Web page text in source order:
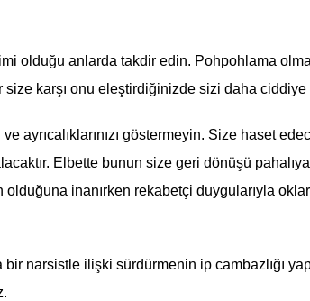
olduğu anlarda takdir edin. Pohpohlama
size karşı onu eleştirdiğinizde sizi daha ciddiye
ve ayrıcalıklarınızı göstermeyin. Size haset
Elbette bunun size geri dönüşü
olduğuna inanırken rekabetçi duygularıyla
bir narsistle ilişki sürdürmenin ip cambazlığı